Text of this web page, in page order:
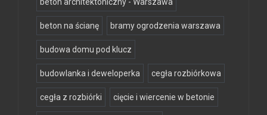
beton na ścianę bramy ogrodzenia warszawa
budowa domu pod klucz
budowlanka i deweloperka cegła rozbiórkowa
cegła z rozbiórki cięcie i wiercenie w betonie